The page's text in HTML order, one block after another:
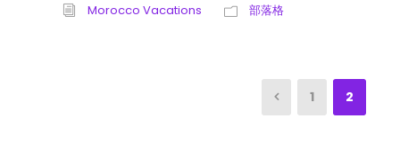
Morocco Vacations 部落格
1 2